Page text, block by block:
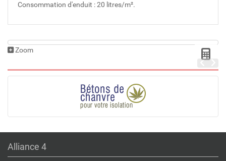
Consommation d'enduit : 20 litres/m².
Zoom
Alliance 4